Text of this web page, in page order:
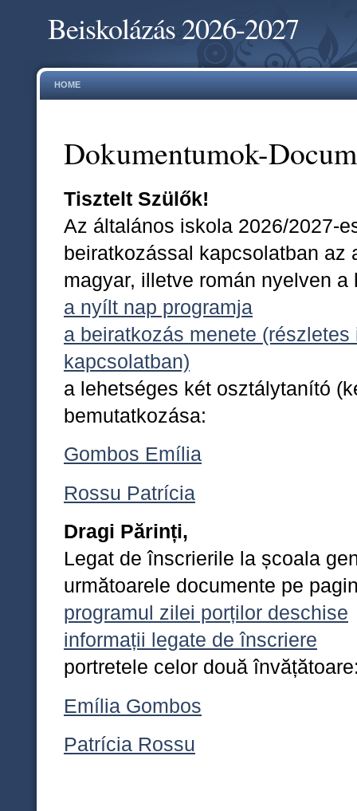
Beiskolázás 2026-2027
HOME
Dokumentumok-
Tisztelt Szülők!
Az általános iskola 2026/2027-
beiratkozással kapcsolatban az
magyar, illetve román nyelven a
a nyílt nap programja
a beiratkozás menete
kapcsolatban)
a lehetséges két osztálytanító
bemutatkozása:
Gombos Emília
Rossu Patrícia
Dragi Părinți,
Legat de înscrierile la școala
următoarele documente pe
programul zilei porților deschise
informații legate de înscriere
portretele celor două
Emília Gombos
Patrícia Rossu